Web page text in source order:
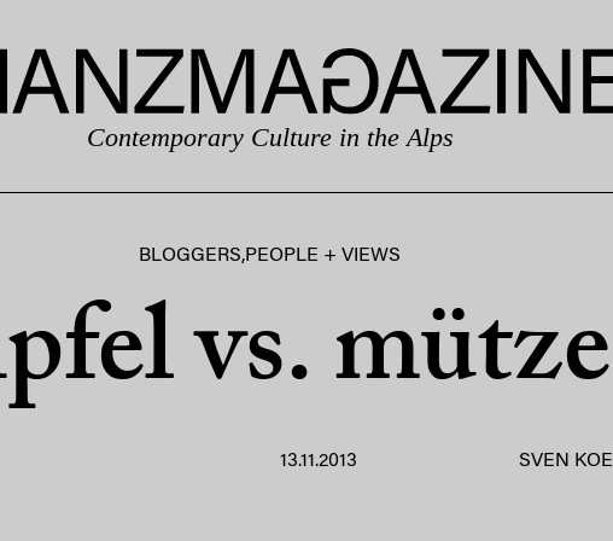
Contemporary Culture in the Alps
BLOGGERS,PEOPLE + VIEWS
vs. mütze
13.11.2013 SVEN KOE